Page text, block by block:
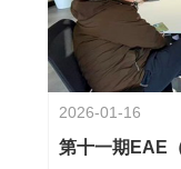
2026-01-16
第十一期EAE